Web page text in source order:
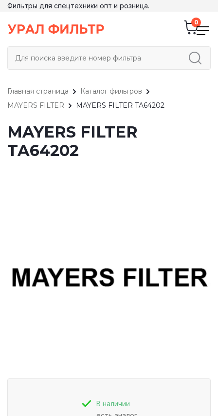
Фильтры для спецтехники опт и розница.
Главная страница
Каталог фильтров
MAYERS FILTER
MAYERS FILTER TA64202
MAYERS FILTER
TA64202
В наличии